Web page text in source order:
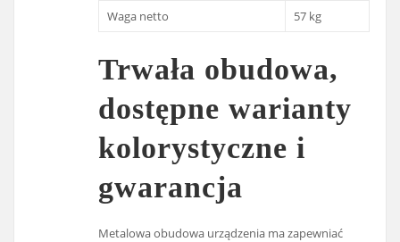
Waga netto
57 kg
Trwała obudowa,
dostępne warianty
kolorystyczne i
gwarancja
Metalowa obudowa urządzenia ma zapewniać